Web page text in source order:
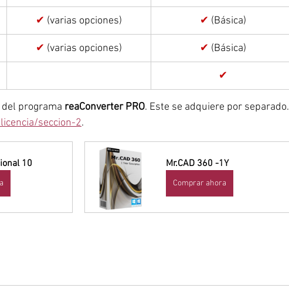
✔ (varias opciones) ✔ (Básica)
✔ (varias opciones) ✔ (Básica)
✔
del programa reaConverter PRO. Este se adquiere por separado.
seccion-2.
10 Mr.CAD 360 -1Y
Comprar ahora